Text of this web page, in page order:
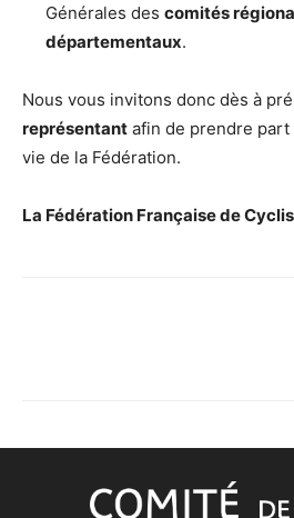
Générales des comités
départementaux.
Nous vous invitons donc dès à
représentant afin de prendre part
vie de la Fédération.
La Fédération Française de